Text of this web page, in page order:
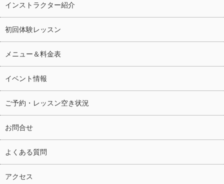
インストラクター紹介
初回体験レッスン
メニュー＆料金表
イベント情報
ご予約・レッスン空き状況
お問合せ
よくある質問
アクセス